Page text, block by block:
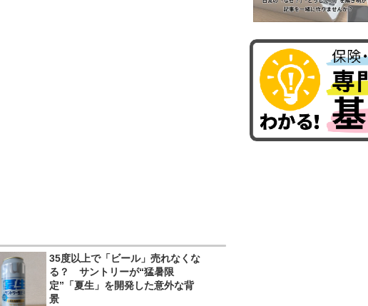
35度以上で「ビール」売れなくな
る？ サントリーが“猛暑限
定”「夏生」を開発した意外な背
景